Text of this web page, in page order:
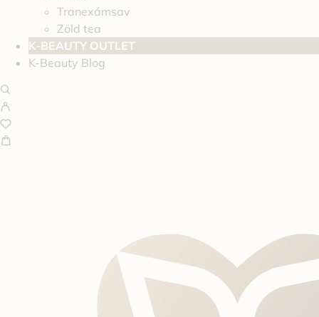
Tranexámsav
Zöld tea
K-BEAUTY OUTLET
K-Beauty Blog